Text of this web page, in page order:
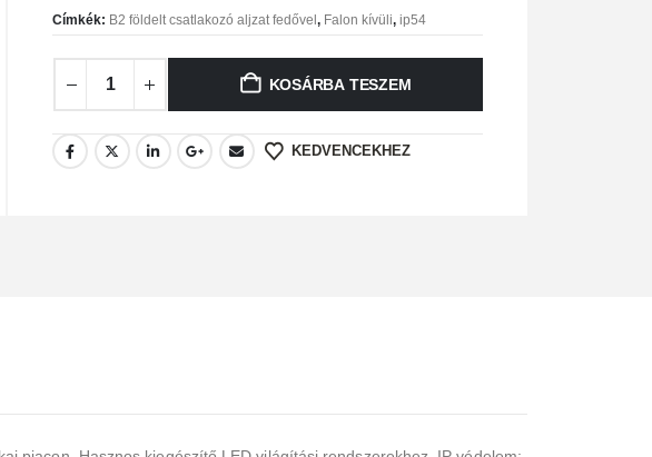
Címkék: B2 földelt csatlakozó aljzat fedővel, Falon kívüli,ip54
KOSÁRBA TESZEM
KEDVENCEKHEZ